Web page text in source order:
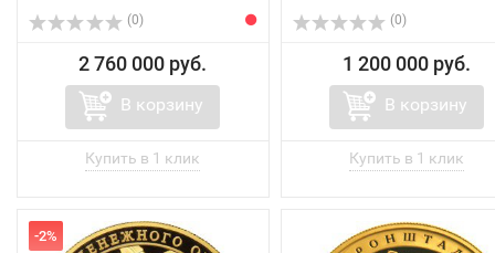
(0)
2 760 000 руб.
В корзину
(0)
1 200 000 руб.
В корзину
-2%